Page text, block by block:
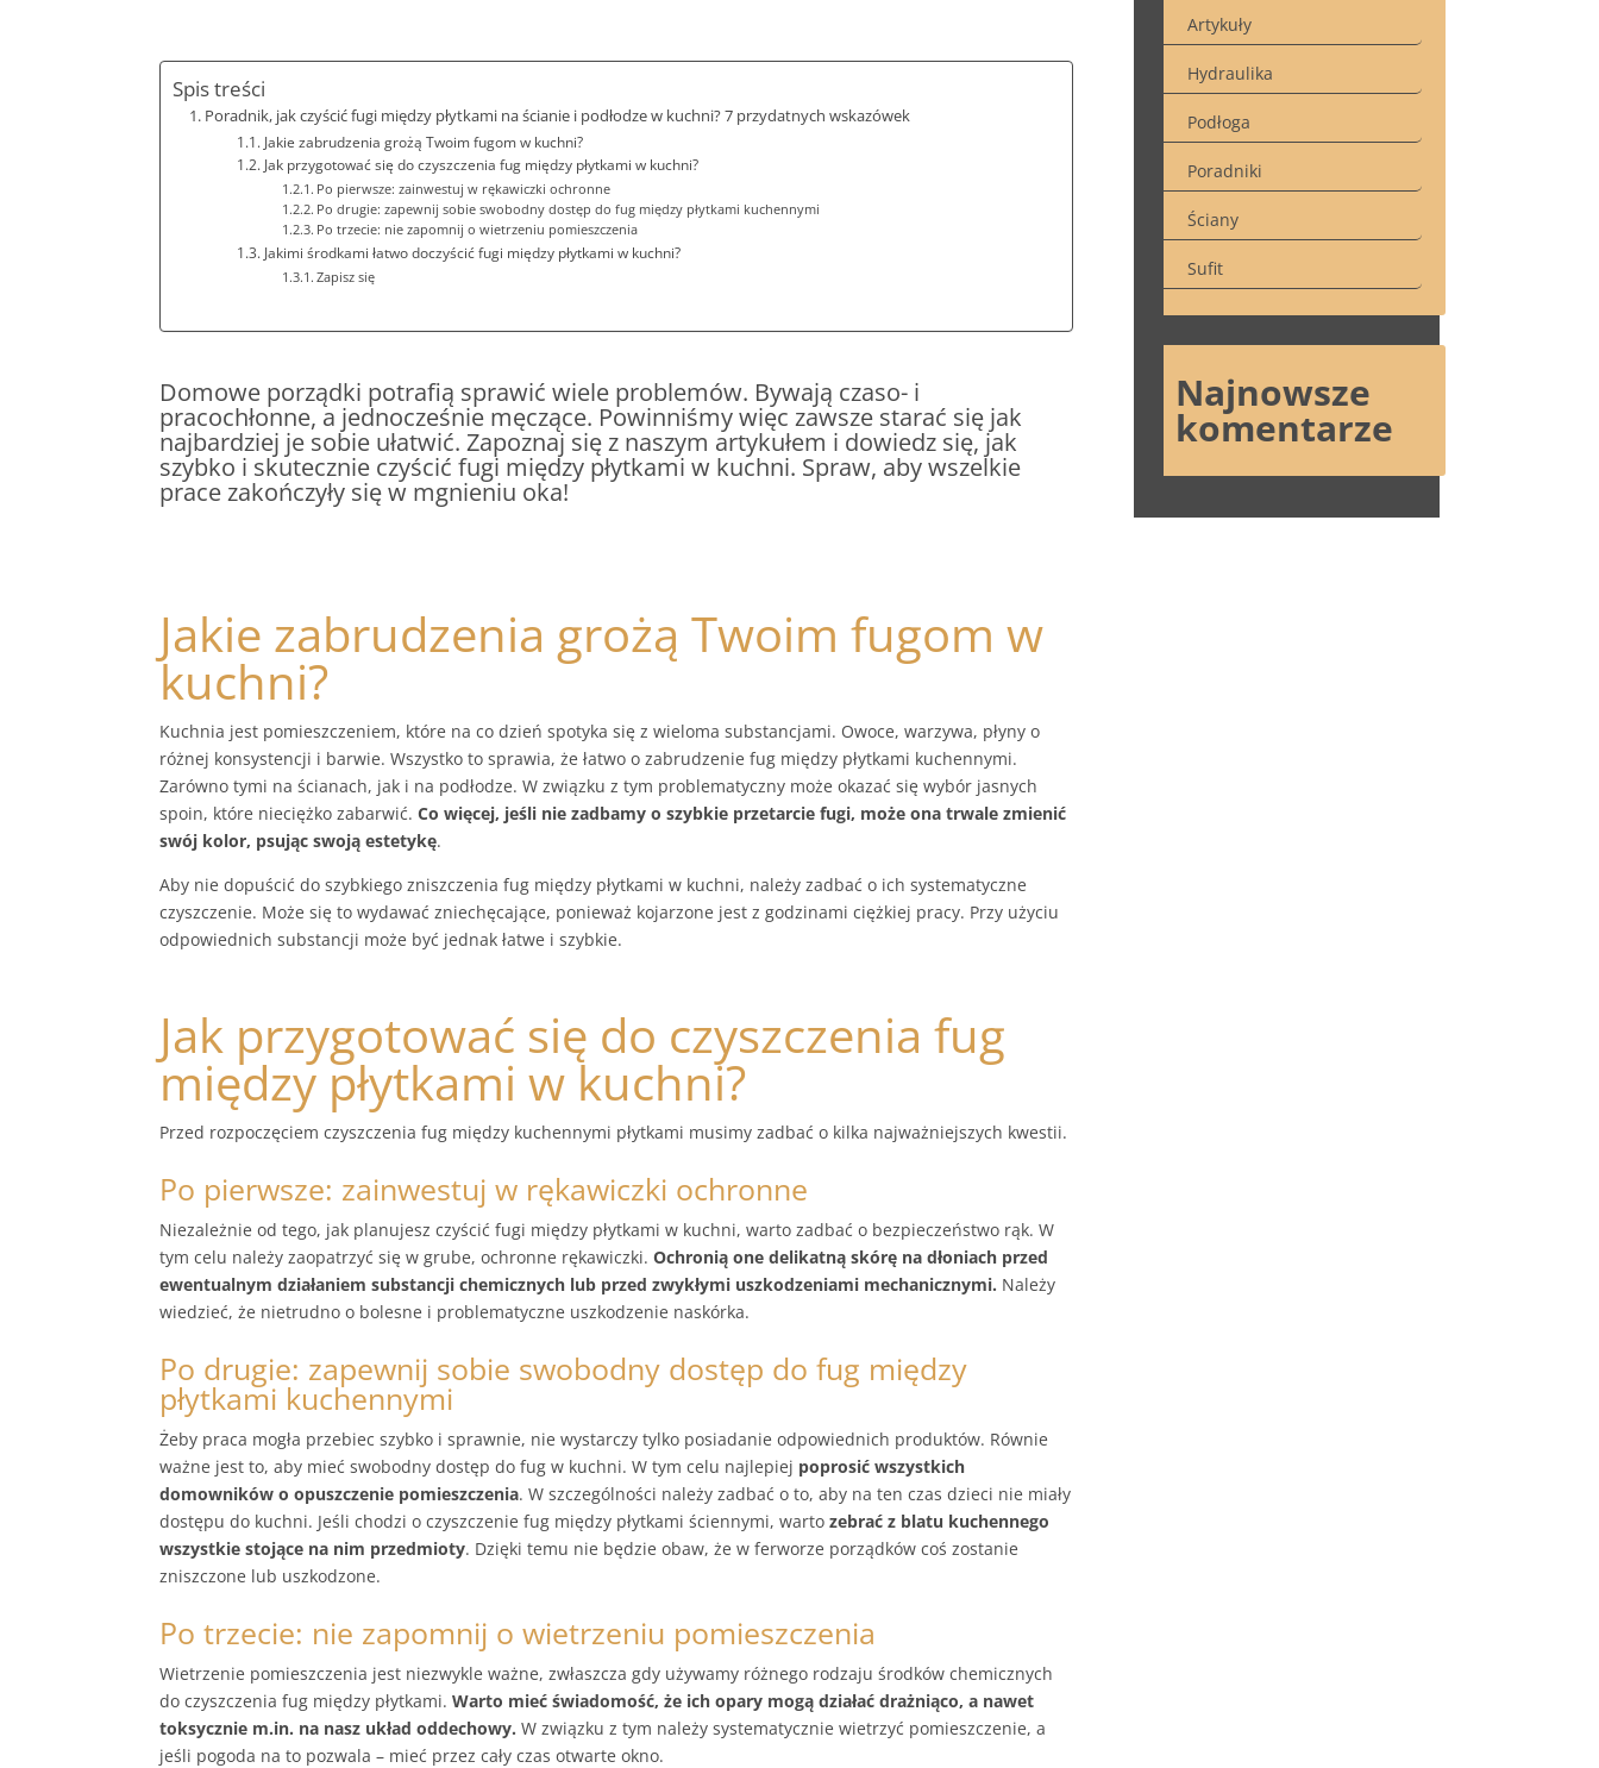
Spis treści
Poradnik, jak czyścić fugi między płytkami na ścianie i podłodze w kuchni? 7 przydatnych wskazówek
Jakie zabrudzenia grożą Twoim fugom w kuchni?
Jak przygotować się do czyszczenia fug między płytkami w kuchni?
Po pierwsze: zainwestuj w rękawiczki ochronne
Po drugie: zapewnij sobie swobodny dostęp do fug między płytkami kuchennymi
Po trzecie: nie zapomnij o wietrzeniu pomieszczenia
Jakimi środkami łatwo doczyścić fugi między płytkami w kuchni?
Zapisz się
Domowe porządki potrafią sprawić wiele problemów. Bywają czaso- i
pracochłonne, a jednocześnie męczące. Powinniśmy więc zawsze starać się jak
najbardziej je sobie ułatwić. Zapoznaj się z naszym artykułem i dowiedz się, jak
szybko i skutecznie czyścić fugi między płytkami w kuchni. Spraw, aby wszelkie
prace zakończyły się w mgnieniu oka!
Jakie zabrudzenia grożą Twoim fugom w
kuchni?
Kuchnia jest pomieszczeniem, które na co dzień spotyka się z wieloma substancjami. Owoce, warzywa, płyny o
różnej konsystencji i barwie. Wszystko to sprawia, że łatwo o zabrudzenie fug między płytkami kuchennymi.
Zarówno tymi na ścianach, jak i na podłodze. W związku z tym problematyczny może okazać się wybór jasnych
spoin, które nieciężko zabarwić.Co więcej, jeśli nie zadbamy o szybkie przetarcie fugi, może ona trwale zmienić
swój kolor, psując swoją estetykę.
Aby nie dopuścić do szybkiego zniszczenia fug między płytkami w kuchni, należy zadbać o ich systematyczne
czyszczenie. Może się to wydawać zniechęcające, ponieważ kojarzone jest z godzinami ciężkiej pracy. Przy użyciu
odpowiednich substancji może być jednak łatwe i szybkie.
Jak przygotować się do czyszczenia fug
między płytkami w kuchni?
Przed rozpoczęciem czyszczenia fug między kuchennymi płytkami musimy zadbać o kilka najważniejszych kwestii.
Po pierwsze: zainwestuj w rękawiczki ochronne
Niezależnie od tego, jak planujesz czyścić fugi między płytkami w kuchni, warto zadbać o bezpieczeństwo rąk. W
tym celu należy zaopatrzyć się w grube, ochronne rękawiczki.Ochronią one delikatną skórę na dłoniach przed
ewentualnym działaniem substancji chemicznych lub przed zwykłymi uszkodzeniami mechanicznymi. Należy
wiedzieć, że nietrudno o bolesne i problematyczne uszkodzenie naskórka.
Po drugie: zapewnij sobie swobodny dostęp do fug między
płytkami kuchennymi
Żeby praca mogła przebiec szybko i sprawnie, nie wystarczy tylko posiadanie odpowiednich produktów. Równie
ważne jest to, aby mieć swobodny dostęp do fug w kuchni. W tym celu najlepiej poprosić wszystkich
domowników o opuszczenie pomieszczenia. W szczególności należy zadbać o to, aby na ten czas dzieci nie miały
dostępu do kuchni. Jeśli chodzi o czyszczenie fug między płytkami ściennymi, wartozebrać z blatu kuchennego
wszystkie stojące na nim przedmioty. Dzięki temu nie będzie obaw, że w ferworze porządków coś zostanie
zniszczone lub uszkodzone.
Po trzecie: nie zapomnij o wietrzeniu pomieszczenia
Wietrzenie pomieszczenia jest niezwykle ważne, zwłaszcza gdy używamy różnego rodzaju środków chemicznych
do czyszczenia fug między płytkami.Warto mieć świadomość, że ich opary mogą działać drażniąco, a nawet
toksycznie m.in. na nasz układ oddechowy. W związku z tym należy systematycznie wietrzyć pomieszczenie, a
jeśli pogoda na to pozwala – mieć przez cały czas otwarte okno.
Artykuły
Hydraulika
Podłoga
Poradniki
Ściany
Sufit
Najnowsze
komentarze